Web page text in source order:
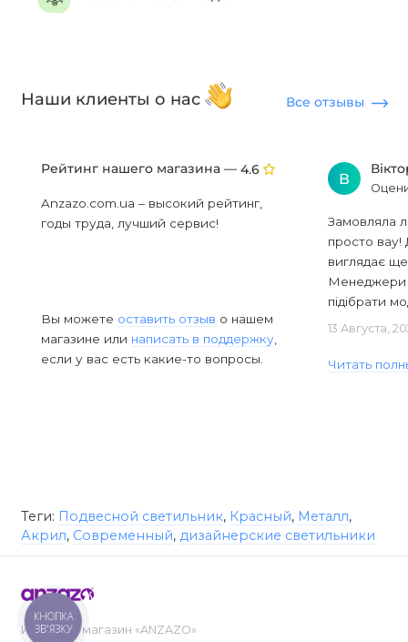
Наши клиенты о нас Все отзывы
Рейтинг нашего магазина — 4.6
Anzazo.com.ua – высокий рейтинг,
годы труда, лучший сервис!
Вы можете оставить отзыв о нашем
магазине или написать в поддержку,
если у вас есть какие-то вопросы.
В
Замовляла
просто вау!
виглядає
Менеджери
підібрати
13 Августа,
Читать
Теги: Подвесной светильник, Красный, Металл,
Акрил, Современный, дизайнерские светильники
Интернет-магазин «ANZAZO»
КНОПКА
ЗВ'ЯЗКУ